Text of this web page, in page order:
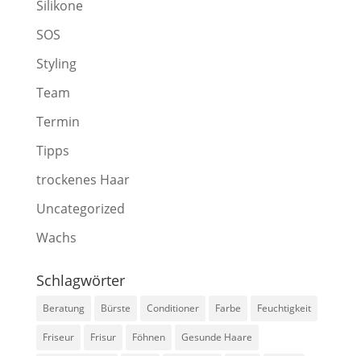
Silikone
SOS
Styling
Team
Termin
Tipps
trockenes Haar
Uncategorized
Wachs
Schlagwörter
Beratung Bürste Conditioner Farbe Feuchtigkeit
Friseur Frisur Föhnen Gesunde Haare